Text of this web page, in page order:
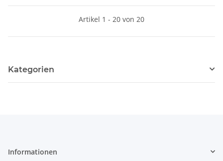
Artikel 1 - 20 von 20
Kategorien
Informationen